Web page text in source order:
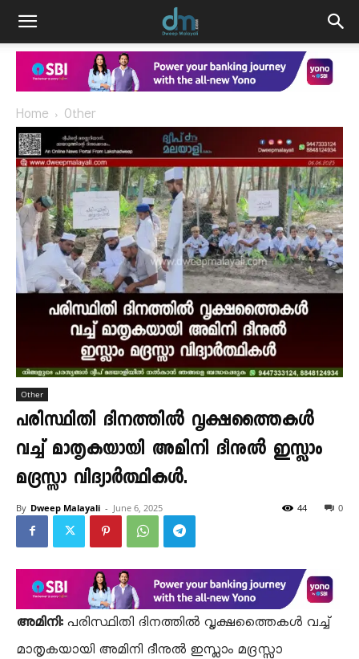
Home Other
Other
പരിസ്ഥിതി ദിനത്തിൽ വൃക്ഷത്തൈകൾ
വച്ച് മാതൃകയായി അമിനി ദീനുൽ ഇസ്ലാം
മദ്രസ്സാ വിദ്യാർത്ഥികൾ.
By Dweep Malayali - June 6, 2025 0
44
അമിനി:പരിസ്ഥിതി ദിനത്തിൽ വൃക്ഷത്തൈകൾ വച്ച്
മാതൃകയായി അമിനി ദീനുൽ ഇസ്ലാം മദ്രസ്സാ